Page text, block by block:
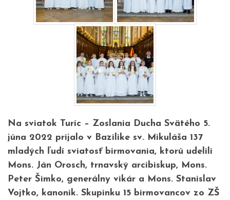
Na sviatok Turíc – Zoslania Ducha Svätého 5.
júna 2022 prijalo v Bazilike sv. Mikuláša 137
mladých ľudí sviatosť birmovania, ktorú udelili
Mons. Ján Orosch, trnavský arcibiskup, Mons.
Peter Šimko, generálny vikár a Mons. Stanislav
Vojtko, kanonik. Skupinku 15 birmovancov zo ZŠ